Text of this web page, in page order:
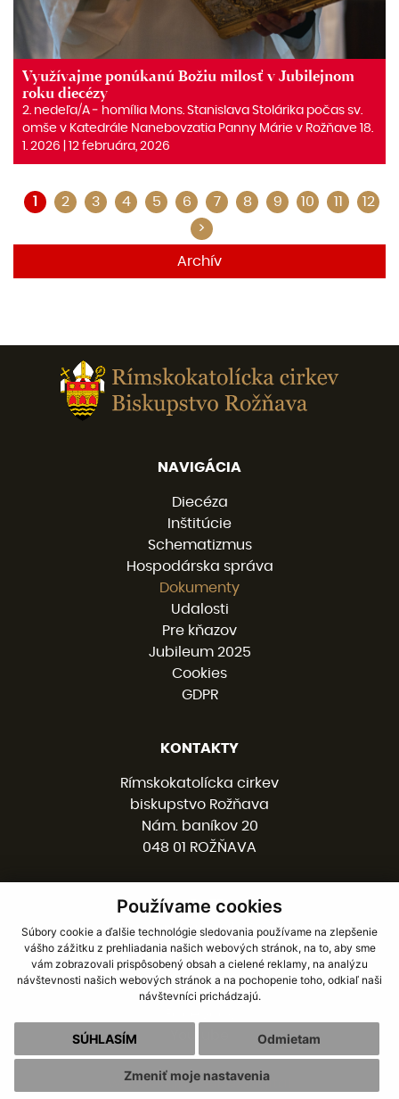
Používame cookies
Súbory cookie a ďalšie technológie sledovania používame na zlepšenie
vášho zážitku z prehliadania našich webových stránok, na to, aby sme
vám zobrazovali prispôsobený obsah a cielené reklamy, na analýzu
návštevnosti našich webových stránok a na pochopenie toho, odkiaľ naši
návštevníci prichádzajú.
SÚHLASÍM Odmietam
Zmeniť moje nastavenia
Využívajme ponúkanú Božiu milosť v Jubilejnom
roku diecézy
2. nedeľa/A ‒ homília Mons. Stanislava Stolárika počas sv.
omše v Katedrále Nanebovzatia Panny Márie v Rožňave 18.
1. 2026 | 12 februára, 2026
1 2 3 4 5 6 7 8 9 10 11
12
>
Archív
NAVIGÁCIA
Diecéza
Inštitúcie
Schematizmus
Hospodárska správa
Dokumenty
Udalosti
Pre kňazov
Jubileum 2025
Cookies
GDPR
KONTAKTY
Rímskokatolícka cirkev
biskupstvo Rožňava
Nám. baníkov 20
048 01 ROŽŇAVA
058 / 78 77 201
kancelaria@burv.sk
SOCIÁLNE SIETE
webdesign|webex.digital